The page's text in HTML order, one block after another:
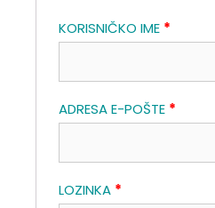
KORISNIČKO IME *
ADRESA E-POŠTE *
LOZINKA *